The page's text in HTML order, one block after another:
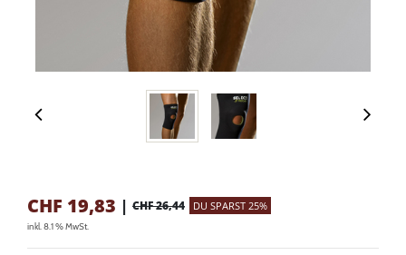
CHF 19,83 | CHF 26,44 DU SPARST 25%
inkl. 8.1 % MwSt.